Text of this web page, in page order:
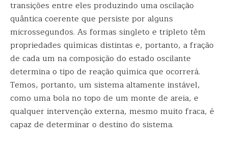
transições entre eles produzindo uma oscilação
quântica coerente que persiste por alguns
microssegundos. As formas singleto e tripleto têm
propriedades químicas distintas e, portanto, a fração
de cada um na composição do estado oscilante
determina o tipo de reação química que ocorrerá.
Temos, portanto, um sistema altamente instável,
como uma bola no topo de um monte de areia, e
qualquer intervenção externa, mesmo muito fraca, é
capaz de determinar o destino do sistema.